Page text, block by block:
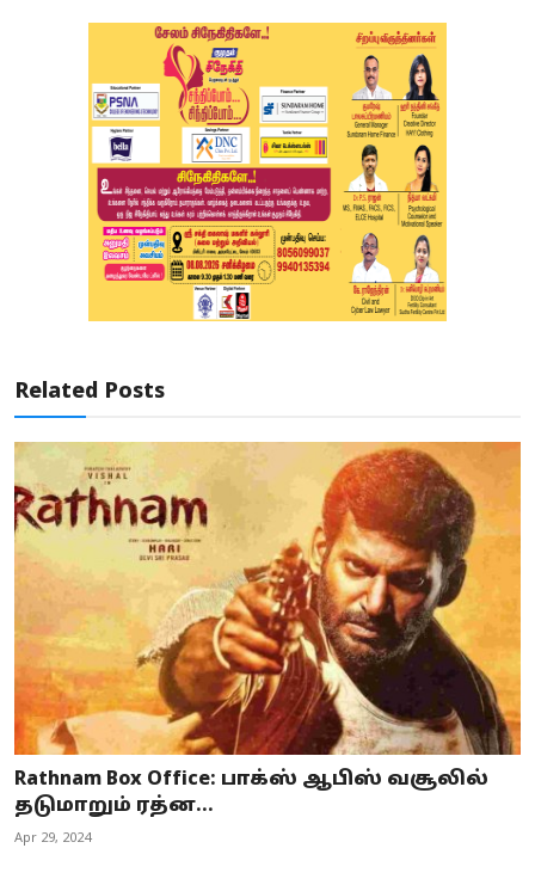
Related Posts
Rathnam Box Office: பாக்ஸ் ஆபிஸ் வசூலில்
தடுமாறும் ரத்ன...
Apr 29, 2024